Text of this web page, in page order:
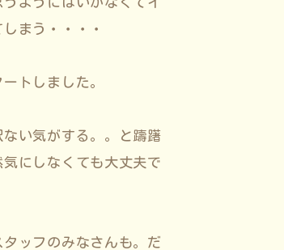
まう・・・・
トしました。
い気がする。。と躊躇
にしなくても大丈夫で
ッフのみなさんも。だ